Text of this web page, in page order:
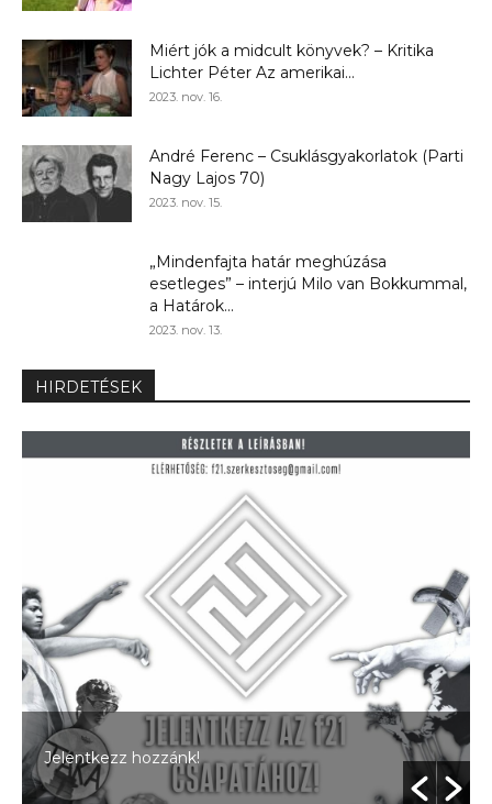
Miért jók a midcult könyvek? – Kritika
Lichter Péter Az amerikai...
2023. nov. 16.
André Ferenc – Csuklásgyakorlatok (Parti
Nagy Lajos 70)
2023. nov. 15.
„Mindenfajta határ meghúzása
esetleges” – interjú Milo van Bokkummal,
a Határok...
2023. nov. 13.
HIRDETÉSEK
Jelentkezz hozzánk!